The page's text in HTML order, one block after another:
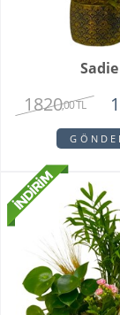
Sadie
1820,00 TL